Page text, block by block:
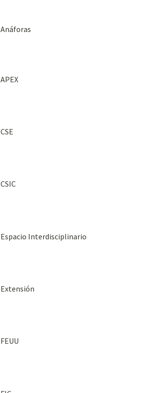
Anáforas
APEX
CSE
CSIC
Espacio Interdisciplinario
Extensión
FEUU